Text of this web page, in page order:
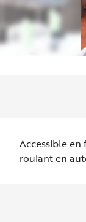
Accessible
roulant en